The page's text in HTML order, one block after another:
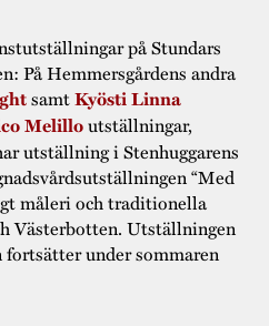
på Stundars
På Hemmersgårdens andra
samtKyösti Linna
Melilloutställningar,
utställning i Stenhuggarens
“Med
måleri och traditionella
Västerbotten. Utställningen
fortsätter under sommaren